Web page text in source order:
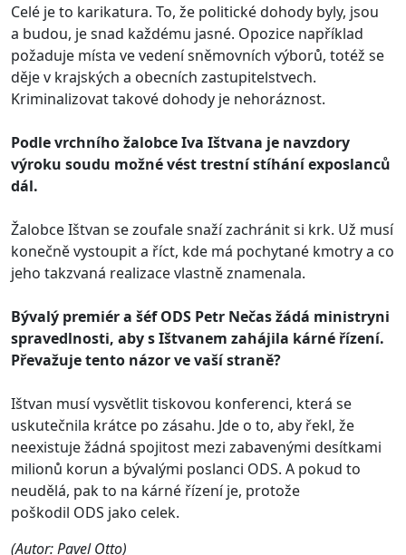
Celé je to karikatura. To, že politické dohody byly, jsou
a budou, je snad každému jasné. Opozice například
požaduje místa ve vedení sněmovních výborů, totéž se
děje v krajských a obecních zastupitelstvech.
Kriminalizovat takové dohody je nehoráznost.
Podle vrchního žalobce Iva Ištvana je navzdory
výroku soudu možné vést trestní stíhání exposlanců
dál.
Žalobce Ištvan se zoufale snaží zachránit si krk. Už musí
konečně vystoupit a říct, kde má pochytané kmotry a co
jeho takzvaná realizace vlastně znamenala.
Bývalý premiér a šéfODS Petr Nečas žádá ministryni
spravedlnosti, aby s Ištvanem zahájila kárné řízení.
Převažuje tento názor ve vaší straně?
Ištvan musí vysvětlit tiskovou konferenci, která se
uskutečnila krátce po zásahu. Jde o to, aby řekl, že
neexistuje žádná spojitost mezi zabavenými desítkami
milionů korun a bývalými poslanci ODS. A pokud to
neudělá, pak to na kárné řízení je, protože
poškodil ODS jako celek.
(Autor: Pavel Otto)